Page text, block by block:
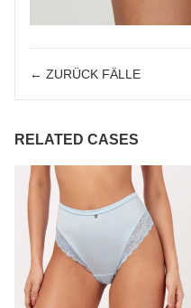
← ZURÜCK FÄLLE
RELATED CASES